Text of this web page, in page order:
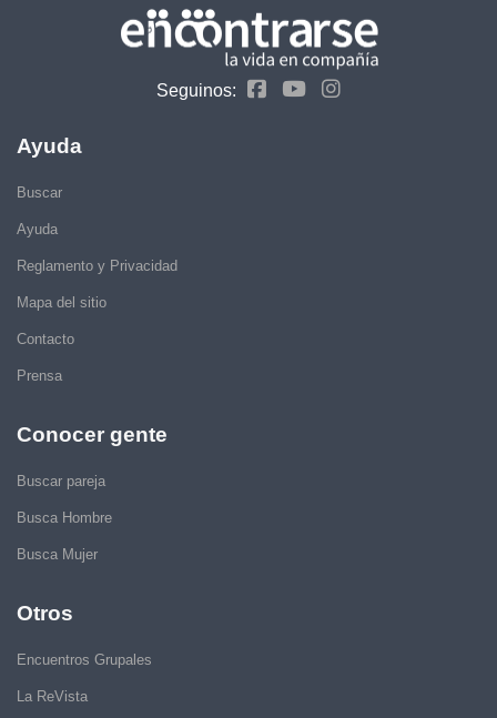
Seguinos:
Ayuda
Buscar
Ayuda
Reglamento y Privacidad
Mapa del sitio
Contacto
Prensa
Conocer gente
Buscar pareja
Busca Hombre
Busca Mujer
Otros
Encuentros Grupales
La ReVista